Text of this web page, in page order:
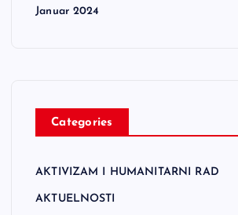
Januar 2024
Categories
AKTIVIZAM I HUMANITARNI RAD
AKTUELNOSTI